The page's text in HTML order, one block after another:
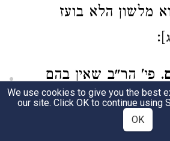
מלשון הלא בועז
]:
. פי' הר"ב שאין בהם
בשם הערוך.
פרך והם מין אגוזים
We use cookies to give you the best
our site. Click OK to continue using
OK